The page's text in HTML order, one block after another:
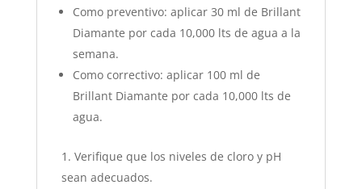
Como preventivo: aplicar 30 ml de Brillant
Diamante por cada 10,000 lts de agua a la
semana.
Como correctivo: aplicar 100 ml de
Brillant Diamante por cada 10,000 lts de
agua.
Verifique que los niveles de cloro y pH
sean adecuados.